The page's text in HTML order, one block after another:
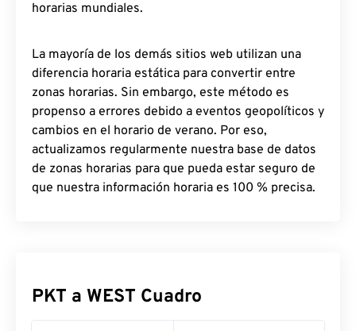
horarias mundiales.
La mayoría de los demás sitios web utilizan una
diferencia horaria estática para convertir entre
zonas horarias. Sin embargo, este método es
propenso a errores debido a eventos geopolíticos y
cambios en el horario de verano. Por eso,
actualizamos regularmente nuestra base de datos
de zonas horarias para que pueda estar seguro de
que nuestra información horaria es 100 % precisa.
PKT a WEST Cuadro